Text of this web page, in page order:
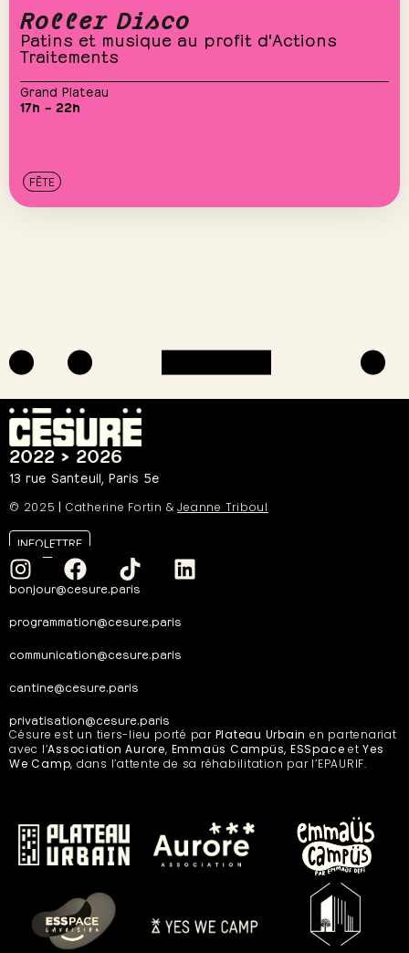
Roller Disco
Patins et musique au profit d'Actions
Traitements
Grand Plateau
17h – 22h
FÊTE
2022 > 2026
13 rue Santeuil, Paris 5e
© 2025 | Catherine Fortin &Jeanne Triboul
INFOLETTRE
bonjour@cesure.paris
programmation@cesure.paris
communication@cesure.paris
cantine@cesure.paris
privatisation@cesure.paris
Césure est un tiers-lieu porté par Plateau Urbain en partenariat
avec l’Association Aurore, Emmaüs Campüs, ESSpaceetYes
We Camp, dans l’attente de sa réhabilitation par l’EPAURIF.